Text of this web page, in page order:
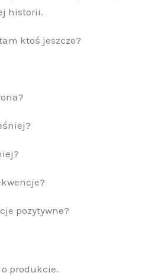
historii.
ktoś jeszcze?
pozytywne?
produkcie.